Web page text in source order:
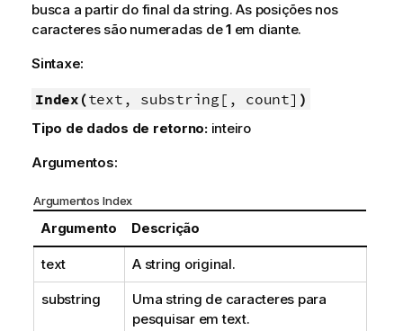
busca a partir do final da string. As posições nos
caracteres são numeradas de1em diante.
Sintaxe:
Index(text, substring[, count] )
Tipo de dados de retorno:inteiro
Argumentos:
Argumentos Index
Argumento Descrição
text A string original.
substring
Uma string de caracteres para
pesquisar emtext.